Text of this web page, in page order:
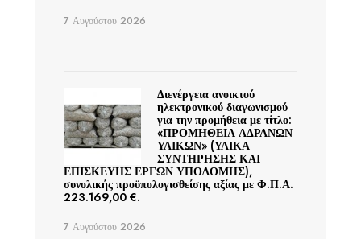
7 Αυγούστου 2026
Διενέργεια ανοικτού
ηλεκτρονικού διαγωνισμού
για την προμήθεια με τίτλο:
«ΠΡΟΜΗΘΕΙΑ ΑΔΡΑΝΩΝ
ΥΛΙΚΩΝ» (ΥΛΙΚΑ
ΣΥΝΤΗΡΗΣΗΣ ΚΑΙ
ΕΠΙΣΚΕΥΗΣ ΕΡΓΩΝ ΥΠΟΔΟΜΗΣ),
συνολικής προϋπολογισθείσης αξίας με Φ.Π.Α.
223.169,00 €.
7 Αυγούστου 2026